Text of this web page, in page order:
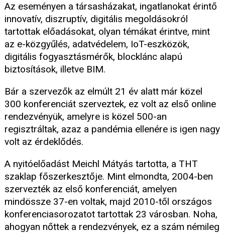
Az eseményen a társasházakat, ingatlanokat érintő
innovatív, diszruptív, digitális megoldásokról
tartottak előadásokat, olyan témákat érintve, mint
az e-közgyűlés, adatvédelem, IoT-eszközök,
digitális fogyasztásmérők, blocklánc alapú
biztosítások, illetve BIM.
Bár a szervezők az elmúlt 21 év alatt már közel
300 konferenciát szerveztek, ez volt az első online
rendezvényük, amelyre is közel 500-an
regisztráltak, azaz a pandémia ellenére is igen nagy
volt az érdeklődés.
A nyitóelőadást Meichl Mátyás tartotta, a THT
szaklap főszerkesztője. Mint elmondta, 2004-ben
szervezték az első konferenciát, amelyen
mindössze 37-en voltak, majd 2010-től országos
konferenciasorozatot tartottak 23 városban. Noha,
ahogyan nőttek a rendezvények, ez a szám némileg